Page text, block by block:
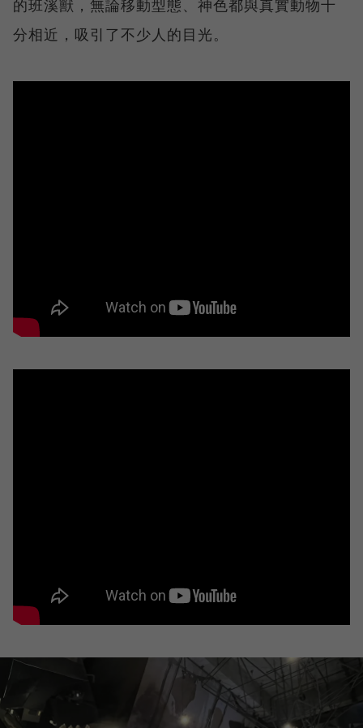
的班溪獸，無論移動型態、神色都與真實動物十
分相近，吸引了不少人的目光。